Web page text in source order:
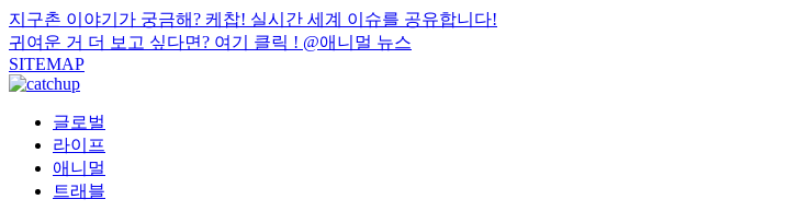
지구촌 이야기가 궁금해? 케찹! 실시간 세계 이슈를 공유합니다!
귀여운 거 더 보고 싶다면? 여기 클릭 ! @애니멀 뉴스
SITEMAP
글로벌
라이프
애니멀
트래블